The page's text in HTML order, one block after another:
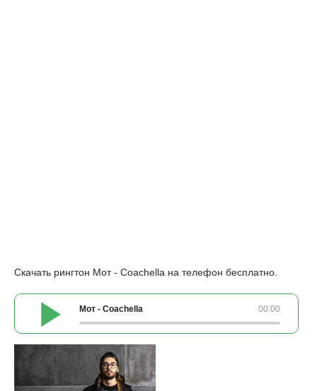
Скачать рингтон Мот - Coachella на телефон бесплатно.
00:00
Мот - Coachella